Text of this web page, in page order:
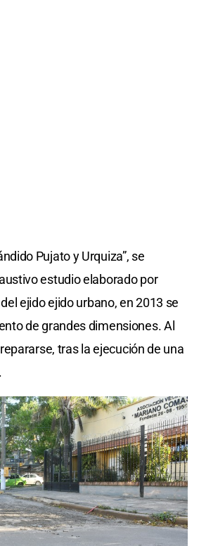
Pujato y Urquiza”, se
estudio elaborado por
ejido ejido urbano, en 2013 se
de grandes dimensiones. Al
tras la ejecución de una